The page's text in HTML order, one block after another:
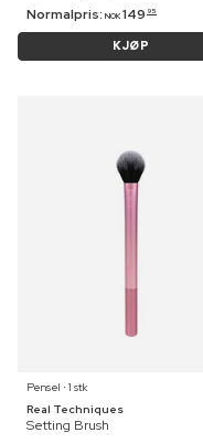
Normalpris: NOK 149 95
KJØP
Pensel ⋅ 1 stk
Real Techniques
Setting Brush